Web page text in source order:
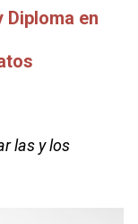
Diploma en
las y los